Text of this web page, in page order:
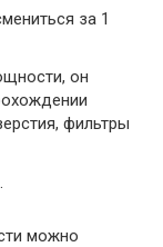
за 1
он
фильтры
можно